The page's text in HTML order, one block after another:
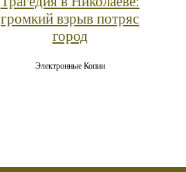
громкий взрыв потряс
город
Электронные Копии